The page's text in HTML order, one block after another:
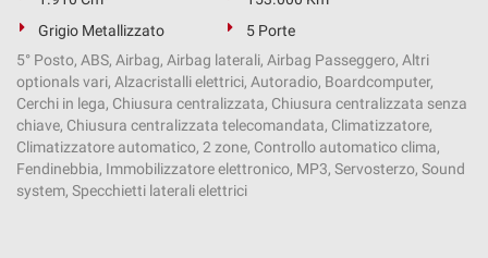
Grigio Metallizzato
5 Porte
5° Posto, ABS, Airbag, Airbag laterali, Airbag Passeggero, Altri
optionals vari, Alzacristalli elettrici, Autoradio, Boardcomputer,
Cerchi in lega, Chiusura centralizzata, Chiusura centralizzata senza
chiave, Chiusura centralizzata telecomandata, Climatizzatore,
Climatizzatore automatico, 2 zone, Controllo automatico clima,
Fendinebbia, Immobilizzatore elettronico, MP3, Servosterzo, Sound
system, Specchietti laterali elettrici